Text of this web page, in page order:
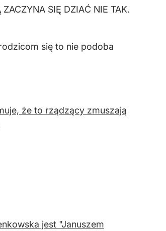
SIĘ DZIAĆ NIE TAK.
się to nie podoba
że to rządzący zmuszają
jest "Januszem